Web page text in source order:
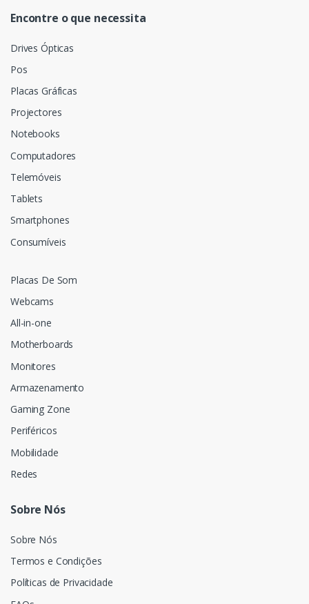
Encontre o que necessita
Drives Ópticas
Pos
Placas Gráficas
Projectores
Notebooks
Computadores
Telemóveis
Tablets
Smartphones
Consumíveis
Placas De Som
Webcams
All-in-one
Motherboards
Monitores
Armazenamento
Gaming Zone
Periféricos
Mobilidade
Redes
Sobre Nós
Sobre Nós
Termos e Condições
Políticas de Privacidade